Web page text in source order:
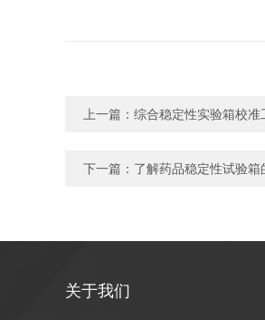
上一篇： 综合稳定性实验箱校准
下一篇： 了解药品稳定性试验箱
关于我们